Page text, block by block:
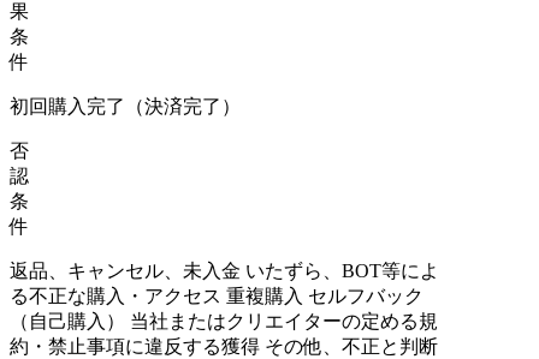
果
条
件
初回購入完了（決済完了）
否
認
条
件
返品、キャンセル、未入金 いたずら、BOT等によ
る不正な購入・アクセス 重複購入 セルフバック
（自己購入） 当社またはクリエイターの定める規
約・禁止事項に違反する獲得 その他、不正と判断